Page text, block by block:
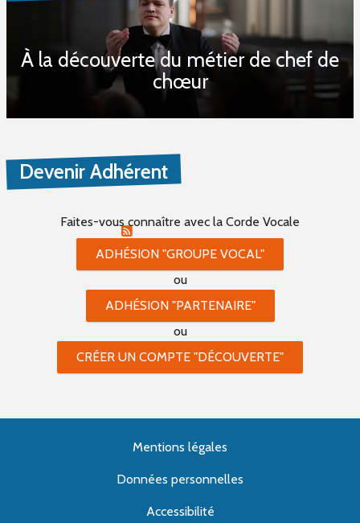
Mot(s) clé(s)
Plusieurs mots clé possibles
PROPOSER UN ÉVÈNEMENT
RSS ÉVÈNEMENTS
À la découverte du métier de chef de
chœur
Devenir Adhérent
Faites-vous connaître avec la Corde Vocale
ADHÉSION "GROUPE VOCAL"
ou
ADHÉSION "PARTENAIRE"
ou
CRÉER UN COMPTE "DÉCOUVERTE"
Mentions légales
Données personnelles
Accessibilité